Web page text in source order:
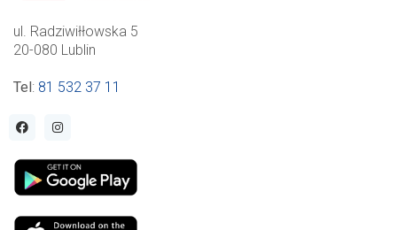
ul. Radziwiłłowska 5
20-080 Lublin
Tel : 81 532 37 11